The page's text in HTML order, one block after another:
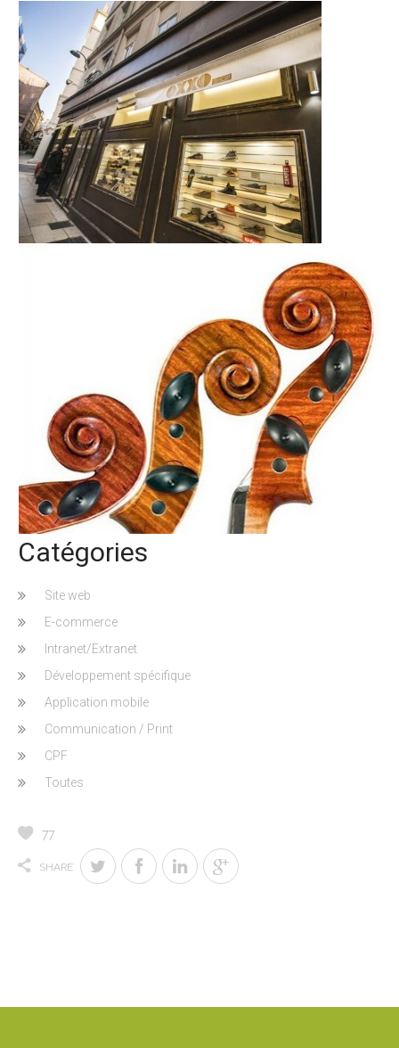
Catégories
Site web
E-commerce
Intranet/Extranet
Développement spécifique
Application mobile
Communication / Print
CPF
Toutes
77
SHARE